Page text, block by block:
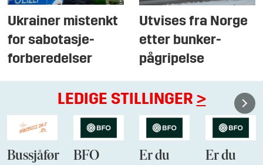
Ukrainer mistenkt
for sabotasje-
forberedelser
Utvises fra Norge
etter bunker-
pågripelse
LEDIGE STILLINGER >
Bussjåfør
BFO
Er du
Er du